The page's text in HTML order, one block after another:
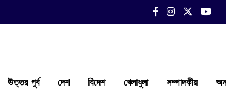
উত্তর পূর্ব দেশ বিদেশ খেলাধুলা সম্পাদকীয়